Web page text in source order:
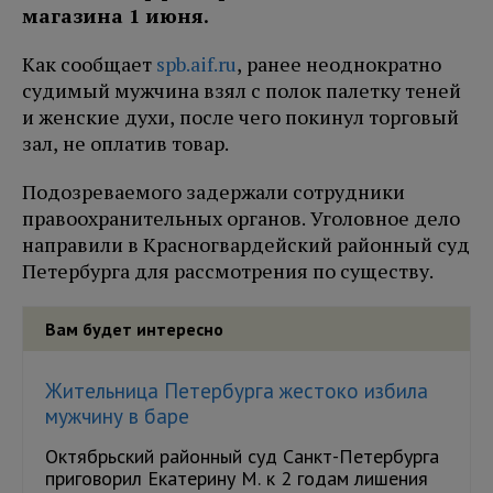
магазина 1 июня.
Как сообщает spb.aif.ru, ранее неоднократно
судимый мужчина взял с полок палетку теней
и женские духи, после чего покинул торговый
зал, не оплатив товар.
Подозреваемого задержали сотрудники
правоохранительных органов. Уголовное дело
направили в Красногвардейский районный суд
Петербурга для рассмотрения по существу.
Вам будет интересно
Жительница Петербурга жестоко избила
мужчину в баре
Октябрьский районный суд Санкт-Петербурга
приговорил Екатерину М. к 2 годам лишения